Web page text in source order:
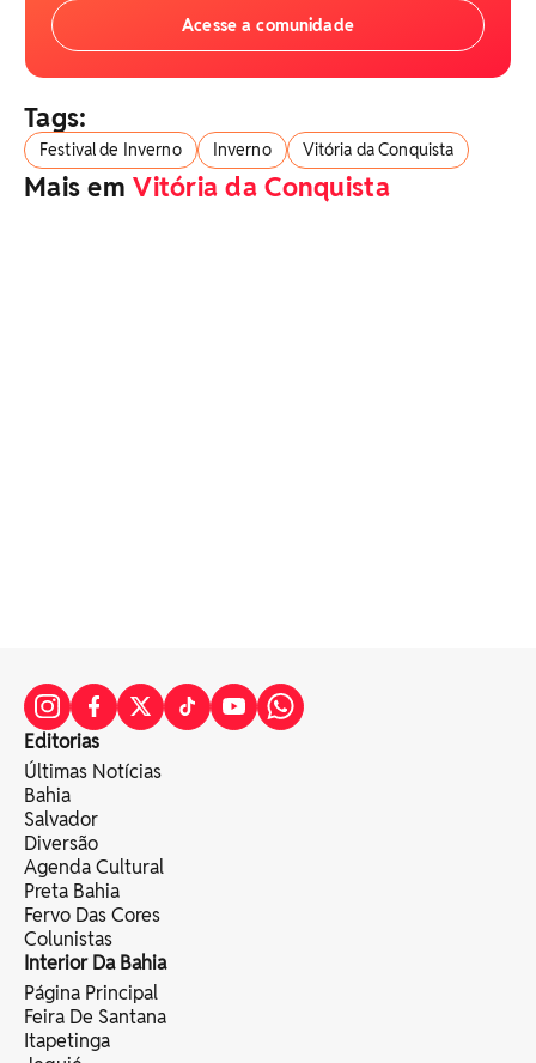
Acesse a comunidade
Tags:
Festival de Inverno Inverno Vitória da Conquista
Mais emVitória da Conquista
Editorias
Últimas Notícias
Bahia
Salvador
Diversão
Agenda Cultural
Preta Bahia
Fervo Das Cores
Colunistas
Interior Da Bahia
Página Principal
Feira De Santana
Itapetinga